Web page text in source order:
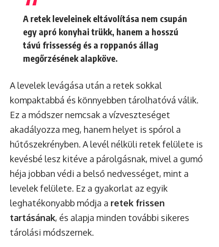
A retek leveleinek eltávolítása nem csupán
egy apró konyhai trükk, hanem a hosszú
távú frissesség és a roppanós állag
megőrzésének alapköve.
A levelek levágása után a retek sokkal
kompaktabbá és könnyebben tárolhatóvá válik.
Ez a módszer nemcsak a vízveszteséget
akadályozza meg, hanem helyet is spórol a
hűtőszekrényben. A levél nélküli retek felülete is
kevésbé lesz kitéve a párolgásnak, mivel a gumó
héja jobban védi a belső nedvességet, mint a
levelek felülete. Ez a gyakorlat az egyik
leghatékonyabb módja a retek frissen
tartásának, és alapja minden további sikeres
tárolási módszernek.